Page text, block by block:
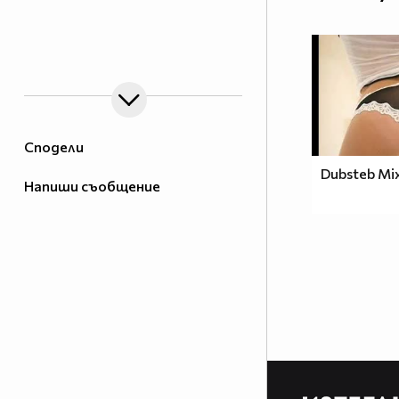
Сподели
Напиши съобщение
Dubsteb